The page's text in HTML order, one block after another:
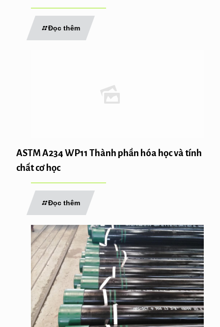
Đọc thêm
ASTM A234 WP11 Thành phần hóa học và tính
chất cơ học
Đọc thêm